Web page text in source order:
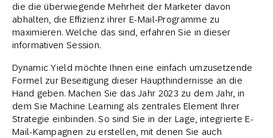
die die überwiegende Mehrheit der Marketer davon
abhalten, die Effizienz ihrer E-Mail-Programme zu
maximieren. Welche das sind, erfahren Sie in dieser
informativen Session.
Dynamic Yield möchte Ihnen eine einfach umzusetzende
Formel zur Beseitigung dieser Haupthindernisse an die
Hand geben. Machen Sie das Jahr 2023 zu dem Jahr, in
dem Sie Machine Learning als zentrales Element Ihrer
Strategie einbinden. So sind Sie in der Lage, integrierte E-
Mail-Kampagnen zu erstellen, mit denen Sie auch